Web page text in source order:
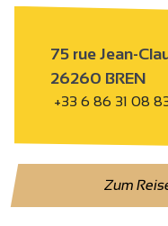
75 rue Jean-
26260 BREN
+33 6 86 31 08
Zum